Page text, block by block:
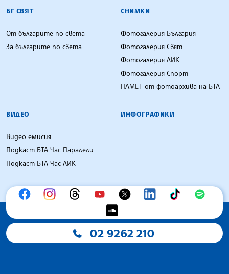
БГ СВЯТ
От българите по света
За българите по света
СНИМКИ
Фотогалерия България
Фотогалерия Свят
Фотогалерия ЛИК
Фотогалерия Спорт
ПАМЕТ от фотоархива на БТА
ВИДЕО
Видео емисия
Подкаст БТА Час Паралели
Подкаст БТА Час ЛИК
ИНФОГРАФИКИ
02 9262 210